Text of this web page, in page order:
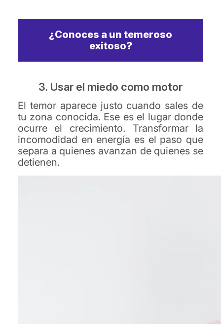
¿Conoces a un temeroso
exitoso?
3. Usar el miedo como motor
El temor aparece justo cuando sales de
tu zona conocida. Ese es el lugar donde
ocurre el crecimiento. Transformar la
incomodidad en energía es el paso que
separa a quienes avanzan de quienes se
detienen.